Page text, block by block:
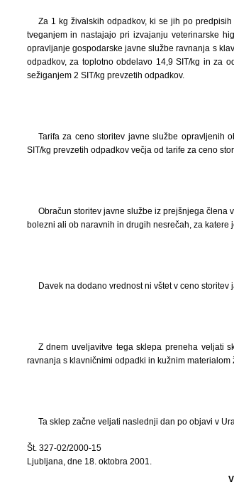
Za 1 kg živalskih odpadkov, ki se jih po
tveganjem in nastajajo pri izvajanju veterinarske
opravljanje gospodarske javne službe ravnanja s
odpadkov, za toplotno obdelavo 14,9 SIT/kg in za
sežiganjem 2 SIT/kg prevzetih odpadkov.
Tarifa za ceno storitev javne službe opravljenih
SIT/kg prevzetih odpadkov večja od tarife za ceno
Obračun storitev javne službe iz prejšnjega člena
bolezni ali ob naravnih in drugih nesrečah, za
Davek na dodano vrednost ni vštet v ceno storitev
Z dnem uveljavitve tega sklepa preneha veljati
ravnanja s klavničnimi odpadki in kužnim materialom
Ta sklep začne veljati naslednji dan po objavi v
Št. 327-02/2000-15
Ljubljana, dne 18. oktobra 2001.